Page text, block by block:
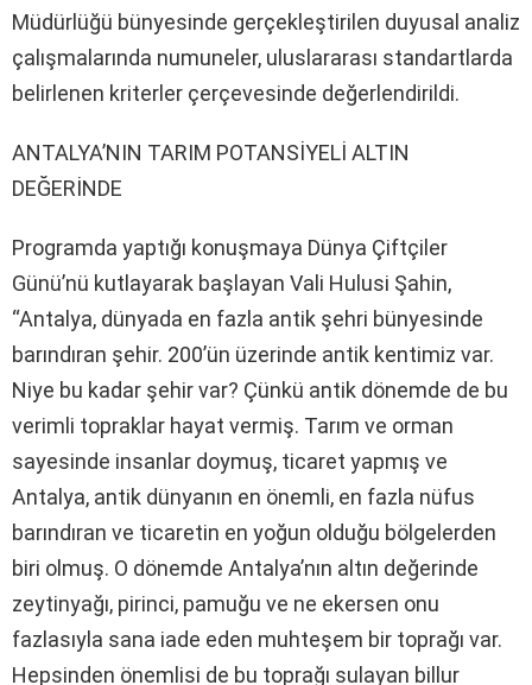
Müdürlüğü bünyesinde gerçekleştirilen duyusal analiz
çalışmalarında numuneler, uluslararası standartlarda
belirlenen kriterler çerçevesinde değerlendirildi.
ANTALYA’NIN TARIM POTANSİYELİ ALTIN
DEĞERİNDE
Programda yaptığı konuşmaya Dünya Çiftçiler
Günü’nü kutlayarak başlayan Vali Hulusi Şahin,
“Antalya, dünyada en fazla antik şehri bünyesinde
barındıran şehir. 200’ün üzerinde antik kentimiz var.
Niye bu kadar şehir var? Çünkü antik dönemde de bu
verimli topraklar hayat vermiş. Tarım ve orman
sayesinde insanlar doymuş, ticaret yapmış ve
Antalya, antik dünyanın en önemli, en fazla nüfus
barındıran ve ticaretin en yoğun olduğu bölgelerden
biri olmuş. O dönemde Antalya’nın altın değerinde
zeytinyağı, pirinci, pamuğu ve ne ekersen onu
fazlasıyla sana iade eden muhteşem bir toprağı var.
Hepsinden önemlisi de bu toprağı sulayan billur